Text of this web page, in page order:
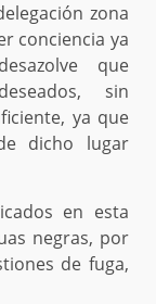
zona
conciencia ya
que
sin
ya que
dicho lugar
en esta
negras, por
de fuga,